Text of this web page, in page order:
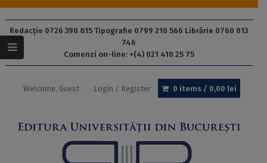
Redacție 0726 390 815 Tipografie 0799 210 566 Librărie 0760 013
746
Comenzi on-line: +(4) 021 410 25 75
Welcome, Guest Login / Register 0 items / 0,00 lei